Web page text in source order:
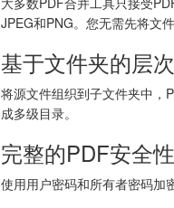
JPEG和PNG。您无需先将文
基于文件夹的层
将源文件组织到子文件夹中，
成多级目录。
完整的PDF安全性
使用用户密码和所有者密码加